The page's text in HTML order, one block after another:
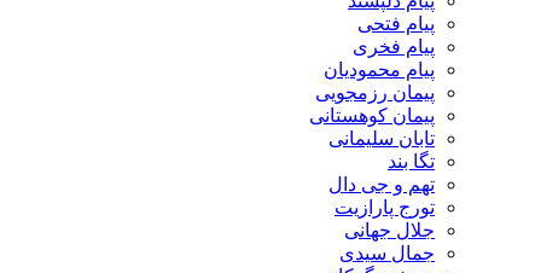
پیام فتحی
پیام فخری
پیام محمودیان
پیمان رزمجویی
پیمان کوهستانی
تابان سلیمانی
تگا بند
تهم و جی دال
تورج پارازیت
جلال جهانی
جمال سیدی